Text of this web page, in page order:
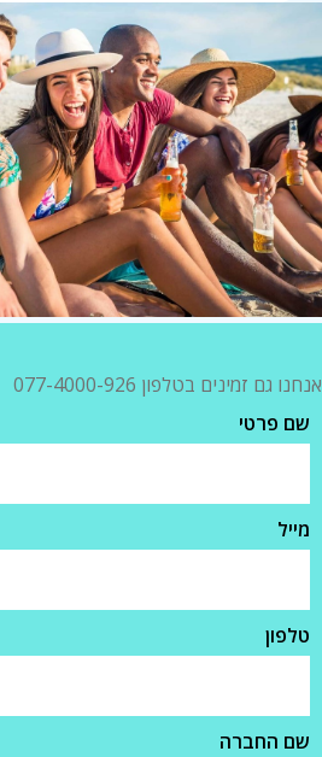
אנחנו גם זמינים בטלפון 077-4000-926
שם פרטי
מייל
טלפון
שם החברה